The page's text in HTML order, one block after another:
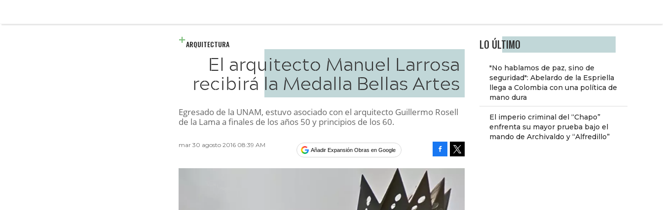
LO ÚLTIMO
"No hablamos de paz, sino de
seguridad": Abelardo de la Espriella
llega a Colombia con una política de
mano dura
El imperio criminal del “Chapo”
enfrenta su mayor prueba bajo el
mando de Archivaldo y “Alfredillo”
ARQUITECTURA
El arquitecto Manuel Larrosa
recibirá la Medalla Bellas Artes
Egresado de la UNAM, estuvo asociado con el arquitecto Guillermo Rosell
de la Lama a finales de los años 50 y principios de los 60.
mar 30 agosto 2016 08:39 AM
Añadir Expansión Obras en Google